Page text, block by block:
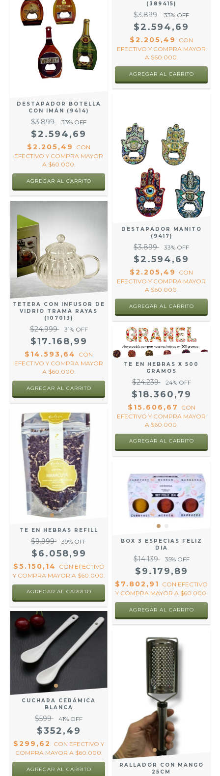
(389415)
$3.899 33% OFF
$2.594,69
$2.205,49
CON
EFECTIVO Y COMPRA MAYOR
A $60.000.
DESTAPADOR BOTELLA
CON IMÁN (9414)
$3.899 33% OFF
$2.594,69
$2.205,49
CON
EFECTIVO Y COMPRA MAYOR
A $60.000.
DESTAPADOR MANITO
(9417)
$3.899 33% OFF
$2.594,69
$2.205,49
CON
EFECTIVO Y COMPRA MAYOR
A $60.000.
TETERA CON INFUSOR DE
VIDRIO TRAMA RAYAS
(107013)
$24.999 31% OFF
$17.168,99
$14.593,64
CON
EFECTIVO Y COMPRA MAYOR
A $60.000.
TE EN HEBRAS X 500
GRAMOS
$24.239 24% OFF
$18.360,79
$15.606,67
CON
EFECTIVO Y COMPRA MAYOR
A $60.000.
AGREGAR AL CARRITO
TE EN HEBRAS REFILL
$9.999 39% OFF
$6.058,99
$5.150,14 CON EFECTIVO
Y COMPRA MAYOR A $60.000.
AGREGAR AL CARRITO
BOX 3 ESPECIAS FELIZ
DIA
$14.139 35% OFF
$9.179,89
$7.802,91 CON EFECTIVO
Y COMPRA MAYOR A $60.000.
CUCHARA CERÁMICA
BLANCA
$599 41% OFF
$352,49
$299,62 CON EFECTIVO Y
COMPRA MAYOR A $60.000.
RALLADOR CON MANGO
25CM